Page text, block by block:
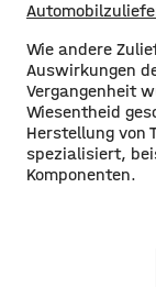
Wie andere
Auswirkungen
Vergangenheit
Wiesentheid
Herstellung von
spezialisiert,
Komponenten.